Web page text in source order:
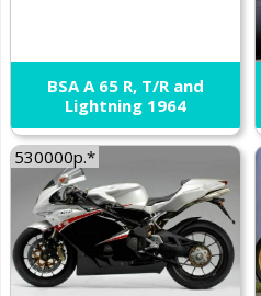
BSA A 65 R, T/R and
Lightning 1964
530000р.*